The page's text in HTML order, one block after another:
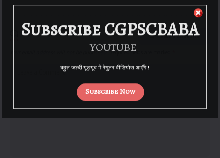
Leave a Comment
Your email address will not be published. Required fields are marked
Subscribe CGPSCBABA
YOUTUBE
Subscribe Now
बहुत जल्दी यूट्यूब में रेगुलर वीडियोस आएँगे !